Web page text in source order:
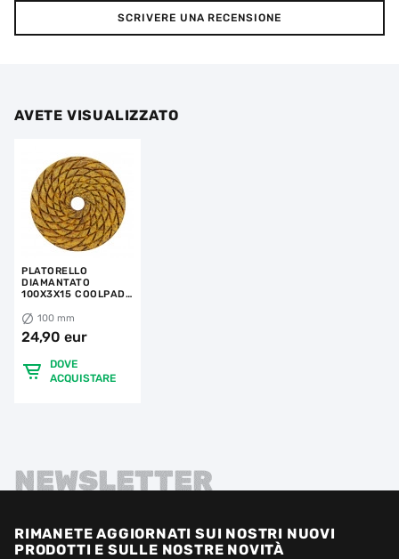
SCRIVERE UNA RECENSIONE
AVETE VISUALIZZATO
PLATORELLO
DIAMANTATO
100X3X15 COOLPAD
100 mm
24,90 eur
DOVE
ACQUISTARE
NEWSLETTER
RIMANETE AGGIORNATI SUI NOSTRI NUOVI
PRODOTTI E SULLE NOSTRE NOVITÀ